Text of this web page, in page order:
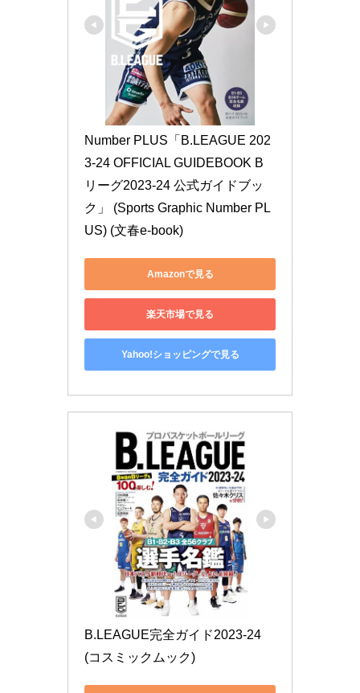
Number PLUS「B.LEAGUE 202
3-24 OFFICIAL GUIDEBOOK B
リーグ2023-24 公式ガイドブッ
ク」 (Sports Graphic Number PL
US) (文春e-book)
Amazonで見る
楽天市場で見る
Yahoo!ショッピングで見る
B.LEAGUE完全ガイド2023-24
(コスミックムック)